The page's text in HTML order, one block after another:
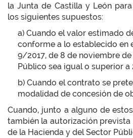
la Junta de Castilla y León
los siguientes supuestos:
a) Cuando el valor estimado
conforme a lo establecido en
9/2017, de 8 de noviembre
Público sea igual o superior a
b) Cuando el contrato se
modalidad de concesión de
Cuando, junto a alguno de
también la autorización prevista
de la Hacienda y del Sector